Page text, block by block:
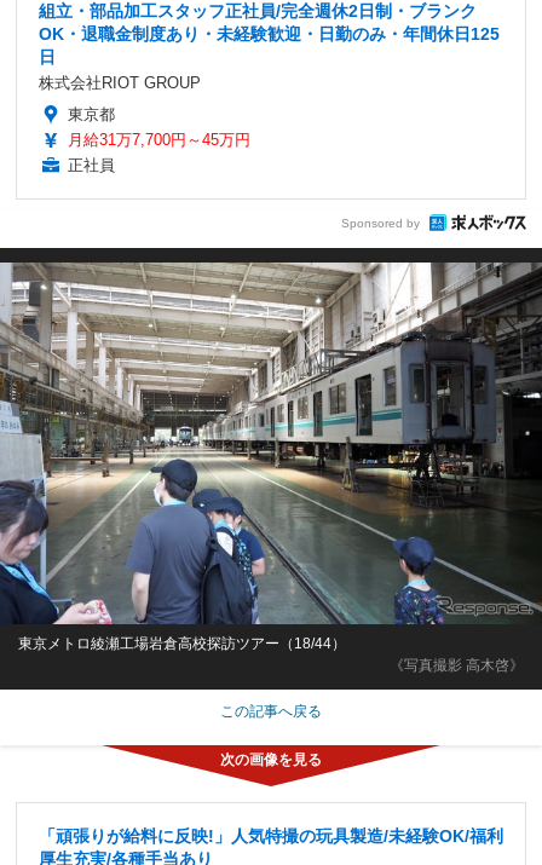
組立・部品加工スタッフ正社員/完全週休2日制・ブランク
OK・退職金制度あり・未経験歓迎・日勤のみ・年間休日125
日
株式会社RIOT GROUP
東京都
月給31万7,700円～45万円
正社員
Sponsored by
《写真撮影 高木啓》
東京メトロ綾瀬工場岩倉高校探訪ツアー（18/44）
この記事へ戻る
「頑張りが給料に反映!」人気特撮の玩具製造/未経験OK/福利
厚生充実/各種手当あり